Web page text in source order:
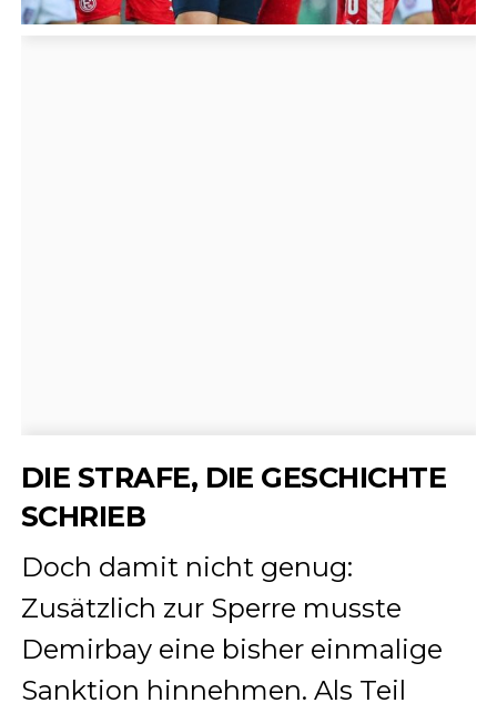
DIE STRAFE, DIE GESCHICHTE
SCHRIEB
Doch damit nicht genug:
Zusätzlich zur Sperre musste
Demirbay eine bisher einmalige
Sanktion hinnehmen. Als Teil